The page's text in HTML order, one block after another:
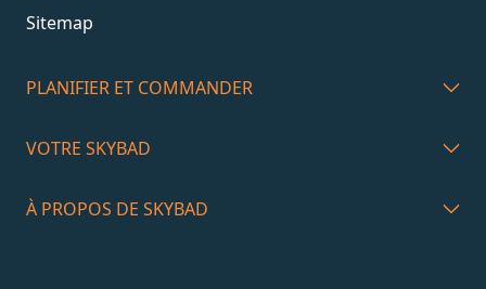
Sitemap
PLANIFIER ET COMMANDER
VOTRE SKYBAD
À PROPOS DE SKYBAD